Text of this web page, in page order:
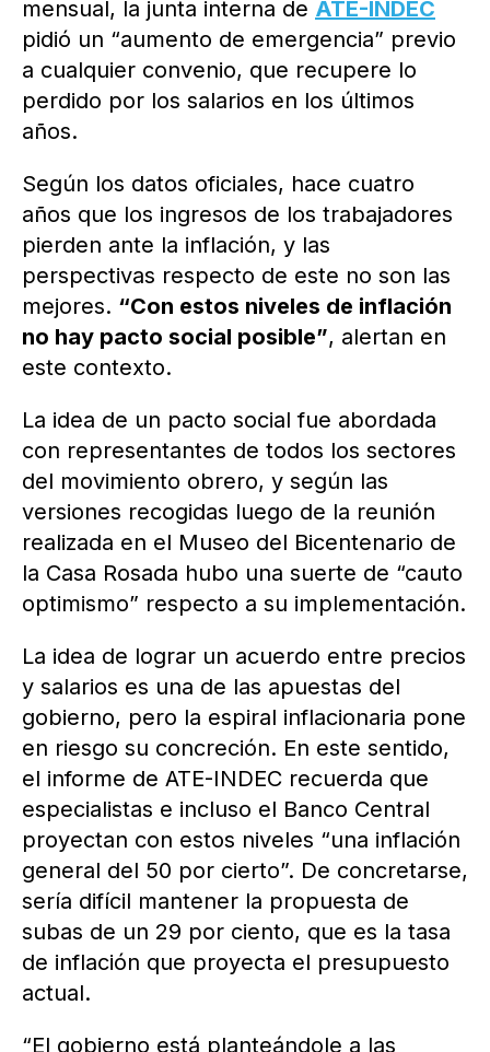
mensual, la junta interna de ATE-INDEC
pidió un “aumento de emergencia” previo
a cualquier convenio, que recupere lo
perdido por los salarios en los últimos
años.
Según los datos oficiales, hace cuatro
años que los ingresos de los trabajadores
pierden ante la inflación, y las
perspectivas respecto de este no son las
mejores. “Con estos niveles de inflación
no hay pacto social posible”, alertan en
este contexto.
La idea de un pacto social fue abordada
con representantes de todos los sectores
del movimiento obrero, y según las
versiones recogidas luego de la reunión
realizada en el Museo del Bicentenario de
la Casa Rosada hubo una suerte de “cauto
optimismo” respecto a su implementación.
La idea de lograr un acuerdo entre precios
y salarios es una de las apuestas del
gobierno, pero la espiral inflacionaria pone
en riesgo su concreción. En este sentido,
el informe de ATE-INDEC recuerda que
especialistas e incluso el Banco Central
proyectan con estos niveles “una inflación
general del 50 por cierto”. De concretarse,
sería difícil mantener la propuesta de
subas de un 29 por ciento, que es la tasa
de inflación que proyecta el presupuesto
actual.
“El gobierno está planteándole a las